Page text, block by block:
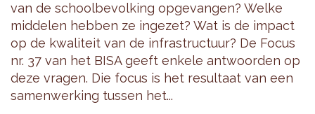
van de schoolbevolking opgevangen? Welke
middelen hebben ze ingezet? Wat is de impact
op de kwaliteit van de infrastructuur? De Focus
nr. 37 van het BISA geeft enkele antwoorden op
deze vragen. Die focus is het resultaat van een
samenwerking tussen het...